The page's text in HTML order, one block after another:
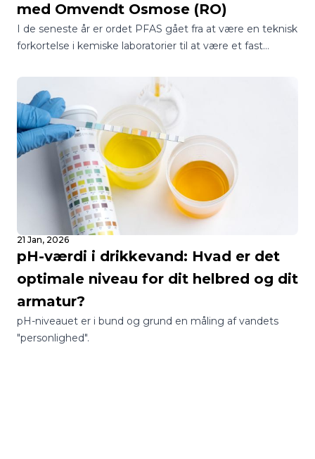
med Omvendt Osmose (RO)
I de seneste år er ordet PFAS gået fra at være en teknisk
forkortelse i kemiske laboratorier til at være et fast
21 Jan, 2026
pH-værdi i drikkevand: Hvad er det
optimale niveau for dit helbred og dit
armatur?
pH-niveauet er i bund og grund en måling af vandets
"personlighed".